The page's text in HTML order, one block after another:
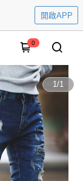
開啟APP
0
1/1